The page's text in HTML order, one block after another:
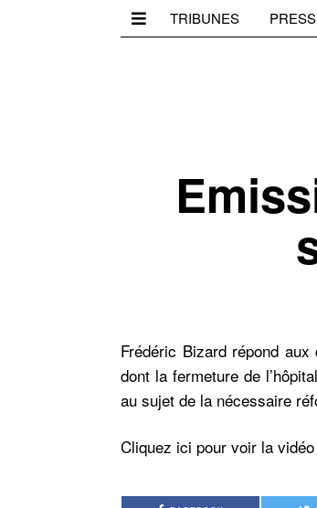
TRIBUNES
Frédéric Bizard répond
dont la fermeture de
au sujet de la nécessaire
Cliquez ici pour voir la vidéo